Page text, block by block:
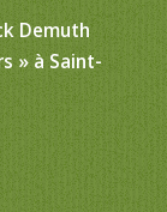
Demuth
» à Saint-